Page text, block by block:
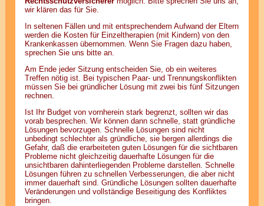
wir klären das für Sie.
In seltenen Fällen und mit entsprechendem Aufwand der Eltern
werden die Kosten für Einzeltherapien (mit Kindern) von den
Krankenkassen übernommen. Wenn Sie Fragen dazu haben,
sprechen Sie uns bitte an.
Am Ende jeder Sitzung entscheiden Sie, ob ein weiteres
Treffen nötig ist. Bei typischen Paar- und Trennungskonflikten
müssen Sie bei gründlicher Lösung mit zwei bis fünf Sitzungen
rechnen.
Ist Ihr Budget von vornherein stark begrenzt, sollten wir das
vorab besprechen. Wir können dann schnelle, statt gründliche
Lösungen bevorzugen. Schnelle Lösungen sind nicht
unbedingt schlechter als gründliche, sie bergen allerdings die
Gefahr, daß die erarbeiteten guten Lösungen für die sichtbaren
Probleme nicht gleichzeitig dauerhafte Lösungen für die
unsichtbaren dahinterliegenden Probleme darstellen. Schnelle
Lösungen führen zu schnellen Verbesserungen, die aber nicht
immer dauerhaft sind. Gründliche Lösungen sollten dauerhafte
Veränderungen und vollständige Beseitigung des Konfliktes
bringen.